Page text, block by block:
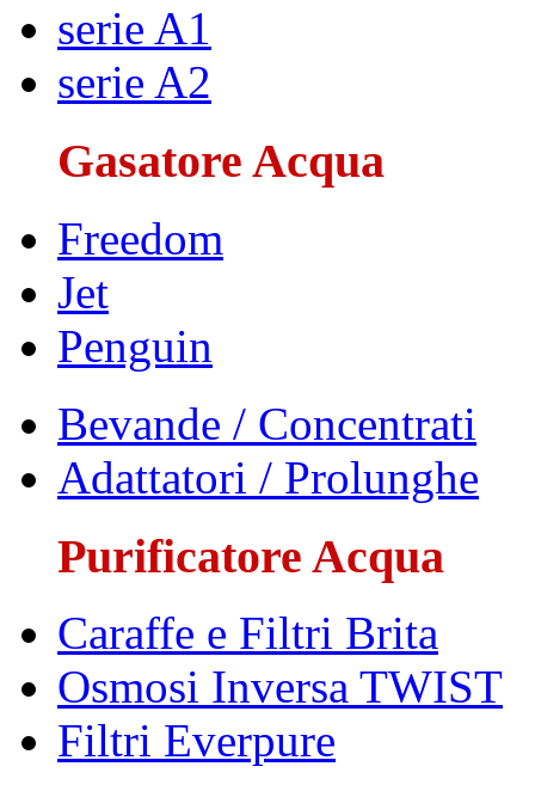
serie A1
serie A2
Gasatore Acqua
Freedom
Jet
Penguin
Bevande / Concentrati
Adattatori / Prolunghe
Purificatore Acqua
Caraffe e Filtri Brita
Osmosi Inversa TWIST
Filtri Everpure